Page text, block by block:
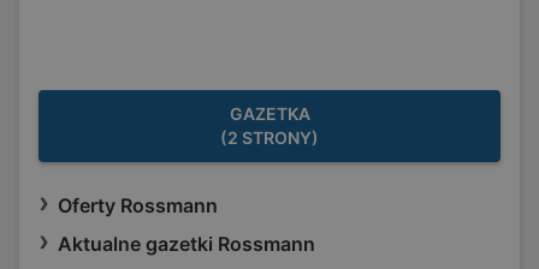
GAZETKA
(2 STRONY)
Oferty Rossmann
Aktualne gazetki Rossmann